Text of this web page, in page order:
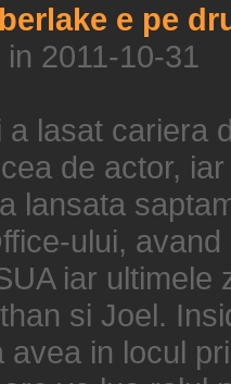
e pe
2011-10-31
lasat cariera
de actor,
lansata
ului,
iar
si Joel.
avea in locul